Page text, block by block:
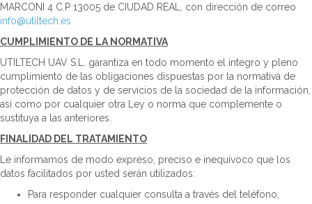
MARCONI 4 C.P 13005 de CIUDAD REAL, con dirección de correo
info@utiltech.es
CUMPLIMIENTO DE LA NORMATIVA
UTILTECH UAV S.L. garantiza en todo momento el íntegro y pleno
cumplimiento de las obligaciones dispuestas por la normativa de
protección de datos y de servicios de la sociedad de la información,
así como por cualquier otra Ley o norma que complemente o
sustituya a las anteriores.
FINALIDAD DEL TRATAMIENTO
Le informamos de modo expreso, preciso e inequívoco que los
datos facilitados por usted serán utilizados:
Para responder cualquier consulta a través del teléfono,